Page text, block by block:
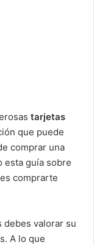
tarjetas
que puede
comprar una
esta guía sobre
comprarte
debes valorar su
A lo que